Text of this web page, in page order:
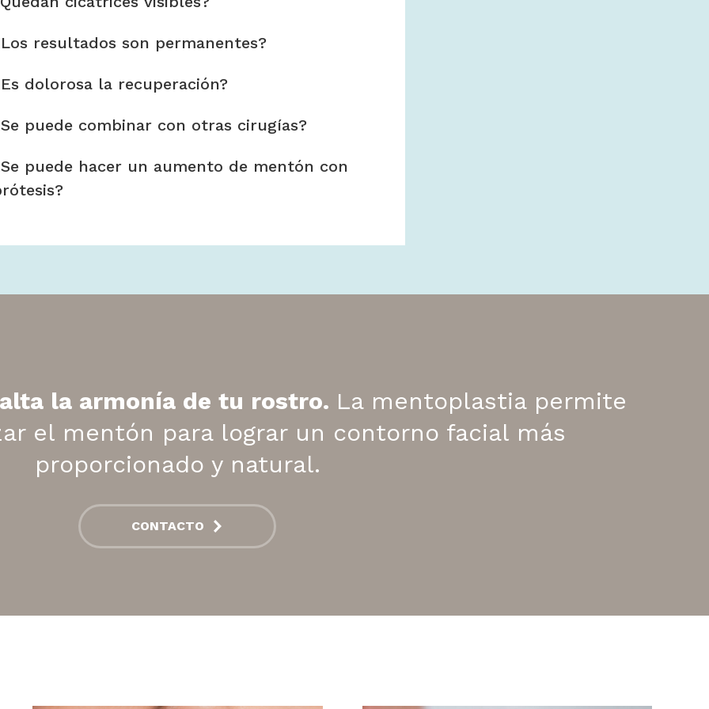
resultados son permanentes?
dolorosa la recuperación?
puede combinar con otras cirugías?
puede hacer un aumento de mentón con
la armonía de tu rostro. La mentoplastia permite
el mentón para lograr un contorno facial más
proporcionado y natural.
CONTACTO